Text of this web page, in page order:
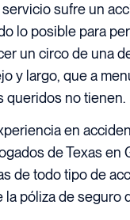
sufre un
lo posible para
un circo de una
y largo, que a
queridos no tienen.
en
de Texas
de todo tipo de
póliza de seguro